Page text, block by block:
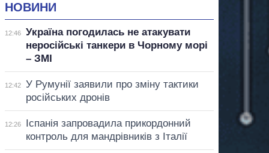
НОВИНИ
12:46
Україна погодилась не атакувати
неросійські танкери в Чорному морі
– ЗМІ
12:42
У Румунії заявили про зміну тактики
російських дронів
12:26
Іспанія запровадила прикордонний
контроль для мандрівників з Італії